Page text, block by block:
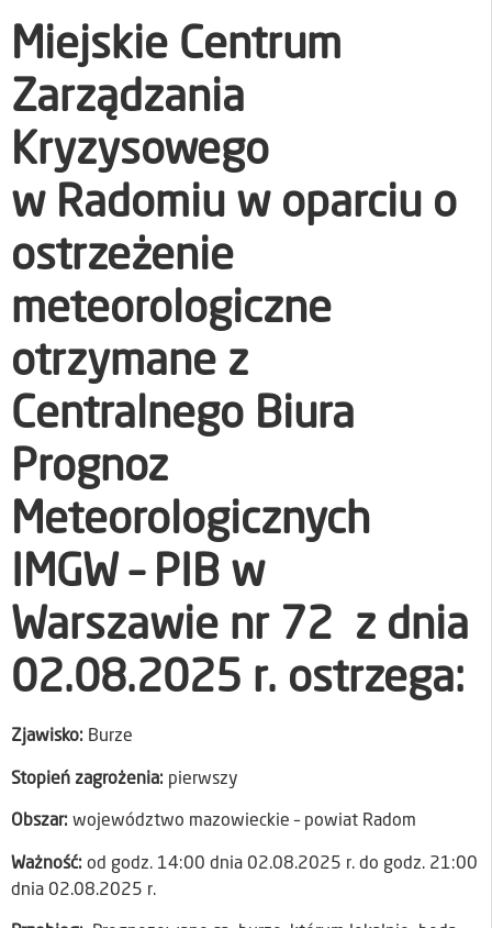
Miejskie Centrum
Zarządzania
Kryzysowego
w Radomiu w oparciu o
ostrzeżenie
meteorologiczne
otrzymane z
Centralnego Biura
Prognoz
Meteorologicznych
IMGW – PIB w
Warszawie nr 72 z dnia
02.08.2025 r. ostrzega:
Zjawisko: Burze
Stopień zagrożenia: pierwszy
Obszar: województwo mazowieckie – powiat Radom
Ważność: od godz. 14:00 dnia 02.08.2025 r. do godz. 21:00
dnia 02.08.2025 r.